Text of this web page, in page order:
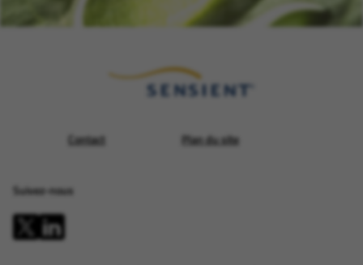
Contact Plan du site
Suivez-nous